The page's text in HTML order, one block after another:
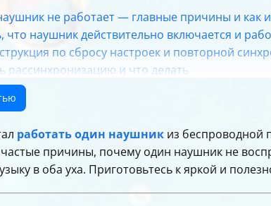
не работает — главные причины и как
что наушник действительно включается и
по сбросу настроек и повторной
рассинхронизацию и что делать
и кейса
— как понять и что делать
контактов и уходу за наушниками
наушники с другим устройством
покупки новых наушников
обращении в сервис
работать один наушник из беспроводной
причины, почему один наушник не
в оба уха. Приготовьтесь к яркой и